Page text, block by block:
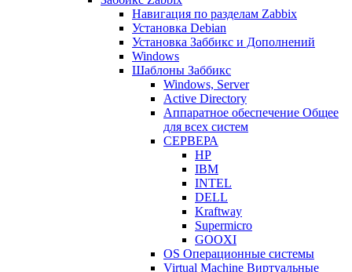
Навигация по разделам Zabbix
Установка Debian
Установка Заббикс и Дополнений
Windows
Шаблоны Заббикс
Windows, Server
Active Directory
Аппаратное обеспечение Общее
для всех систем
СЕРВЕРА
HP
IBM
INTEL
DELL
Kraftway
Supermicro
GOOXI
OS Операционные системы
Virtual Machine Виртуальные